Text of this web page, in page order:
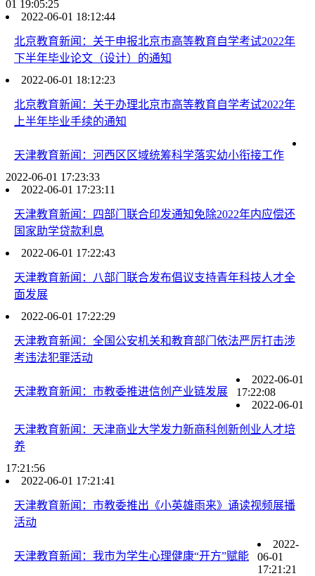
01 19:05:25
北京教育新闻：关于申报北京市高等教育自学考试2022年
下半年毕业论文（设计）的通知
2022-06-01 18:12:44
北京教育新闻：关于办理北京市高等教育自学考试2022年
上半年毕业手续的通知
2022-06-01 18:12:23
天津教育新闻：河西区区域统筹科学落实幼小衔接工作
2022-06-01 17:23:33
天津教育新闻：四部门联合印发通知免除2022年内应偿还
国家助学贷款利息
2022-06-01 17:23:11
天津教育新闻：八部门联合发布倡议支持青年科技人才全
面发展
2022-06-01 17:22:43
天津教育新闻：全国公安机关和教育部门依法严厉打击涉
考违法犯罪活动
2022-06-01 17:22:29
天津教育新闻：市教委推进信创产业链发展
2022-06-01
17:22:08
天津教育新闻：天津商业大学发力新商科创新创业人才培
养
2022-06-01
17:21:56
天津教育新闻：市教委推出《小英雄雨来》诵读视频展播
活动
2022-06-01 17:21:41
天津教育新闻：我市为学生心理健康“开方”赋能
2022-
06-01
17:21:21